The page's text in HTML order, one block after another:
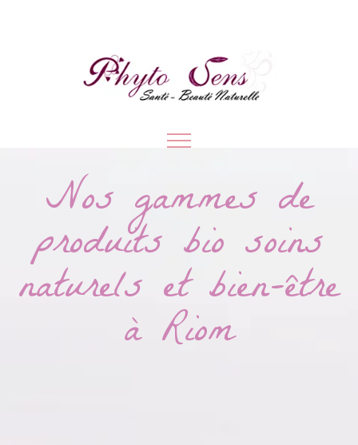
Nos gammes de
produits bio soins
naturels et bien-être
à Riom